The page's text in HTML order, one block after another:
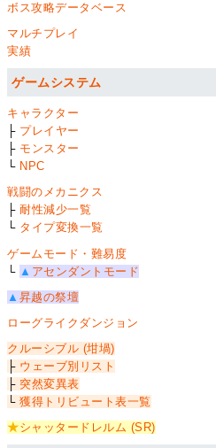
ボス攻略データベース
マルチプレイ
実績
ゲームシステム
キャラクター
├ プレイヤー
├ モンスター
└ NPC
戦闘のメカニクス
├耐性減少一覧
└ タイプ変換一覧
ゲームモード・難易度
└ ▲ アセンダントモード
▲ 昇越の祭壇
ローグライクダンジョン
クルーシブル (坩堝)
├ ウェーブ別リスト
├ 突然変異表
└獲得トリビュート表一覧
★シャッタードレルム (SR)